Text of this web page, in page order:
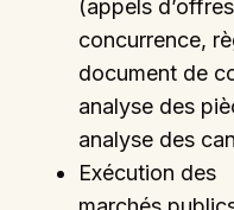
(appels
concurrence,
document de
analyse des
analyse des
Exécution des